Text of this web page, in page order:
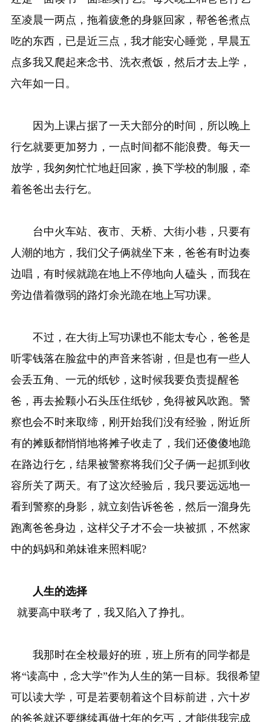
至凌晨一两点，拖着疲惫的身躯回家，帮爸爸煮点
吃的东西，已是近三点，我才能安心睡觉，早晨五
点多我又爬起来念书、洗衣煮饭，然后才去上学，
六年如一日。
因为上课占据了一天大部分的时间，所以晚上
行乞就要更加努力，一点时间都不能浪费。每天一
放学，我匆匆忙忙地赶回家，换下学校的制服，牵
着爸爸出去行乞。
台中火车站、夜市、天桥、大街小巷，只要有
人潮的地方，我们父子俩就坐下来，爸爸有时边奏
边唱，有时候就跪在地上不停地向人磕头，而我在
旁边借着微弱的路灯余光跪在地上写功课。
不过，在大街上写功课也不能太专心，爸爸是
听零钱落在脸盆中的声音来答谢，但是也有一些人
会丢五角、一元的纸钞，这时候我要负责提醒爸
爸，再去捡颗小石头压住纸钞，免得被风吹跑。警
察也会不时来取缔，刚开始我们没有经验，附近所
有的摊贩都悄悄地将摊子收走了，我们还傻傻地跪
在路边行乞，结果被警察将我们父子俩一起抓到收
容所关了两天。有了这次经验后，我只要远远地一
看到警察的身影，就立刻告诉爸爸，然后一溜身先
跑离爸爸身边，这样父子才不会一块被抓，不然家
中的妈妈和弟妹谁来照料呢?
人生的选择
就要高中联考了，我又陷入了挣扎。
我那时在全校最好的班，班上所有的同学都是
将“读高中，念大学”作为人生的第一目标。我很希望
可以读大学，可是若要朝着这个目标前进，六十岁
的爸爸就还要继续再做七年的乞丐，才能供我完成